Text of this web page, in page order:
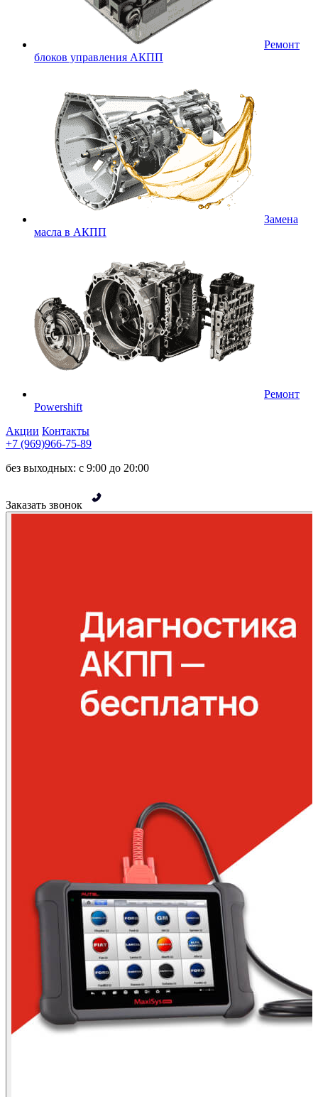
Ремонт
блоков управления АКПП
Замена
масла в АКПП
Ремонт
Powershift
Акции Контакты
+7 (969)966-75-89
без выходных: с 9:00 до 20:00
Заказать звонок